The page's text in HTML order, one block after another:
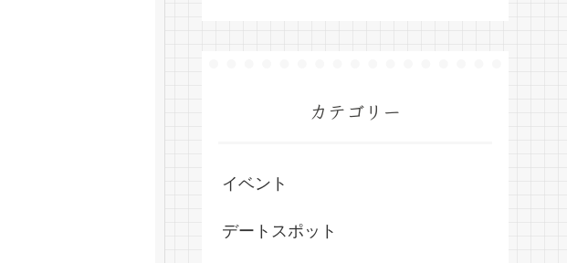
カテゴリー
イベント
デートスポット